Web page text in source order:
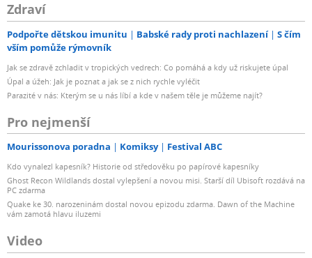
Zdraví
Podpořte dětskou imunitu Babské rady proti nachlazení
S čím
vším pomůže rýmovník
Jak se zdravě zchladit v tropických vedrech: Co pomáhá a kdy už riskujete úpal
Úpal a úžeh: Jak je poznat a jak se z nich rychle vyléčit
Parazité v nás: Kterým se u nás líbí a kde v našem těle je můžeme najít?
Pro nejmenší
Mourissonova poradna Komiksy Festival ABC
Kdo vynalezl kapesník? Historie od středověku po papírové kapesníky
Ghost Recon Wildlands dostal vylepšení a novou misi. Starší díl Ubisoft rozdává na
PC zdarma
Quake ke 30. narozeninám dostal novou epizodu zdarma. Dawn of the Machine
vám zamotá hlavu iluzemi
Video